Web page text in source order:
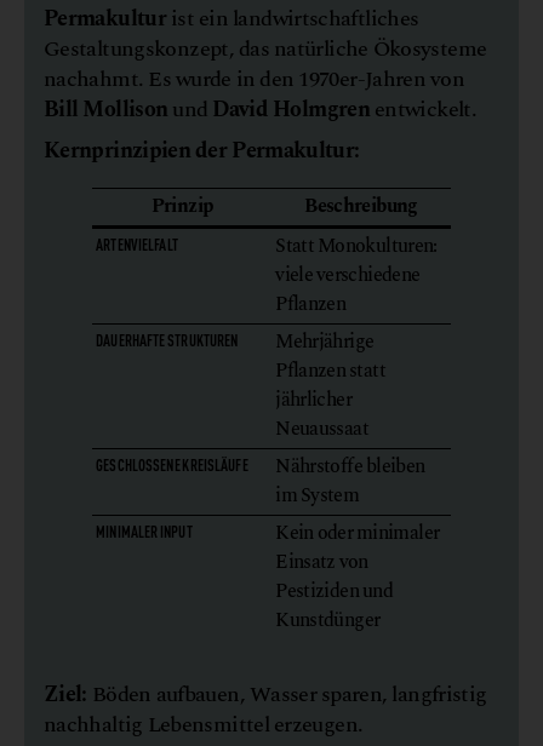
Permakulturist ein landwirtschaftliches
Gestaltungskonzept, das natürliche Ökosysteme
nachahmt. Es wurde in den 1970er-Jahren von
Bill MollisonundDavid Holmgrenentwickelt.
Kernprinzipien der Permakultur:
Prinzip Beschreibung
ARTENVIELFALT
Statt Monokulturen:
viele verschiedene
Pflanzen
DAUERHAFTE STRUKTUREN
Mehrjährige
Pflanzen statt
jährlicher
Neuaussaat
GESCHLOSSENE KREISLÄUFE
Nährstoffe bleiben
im System
MINIMALER INPUT
Kein oder minimaler
Einsatz von
Pestiziden und
Kunstdünger
Ziel: Böden aufbauen, Wasser sparen, langfristig
nachhaltig Lebensmittel erzeugen.